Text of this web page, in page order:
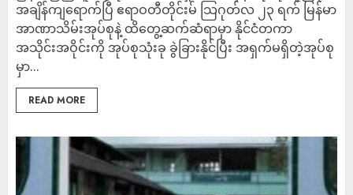
အချိန်ကျရောက်ပြီ ဧရာဝတီတိုင်းမ် သြဂုတ်လ ၂၃ ရက် မြန်မာ
အာဏာသိမ်းအုပ်စုနဲ့ ထိတွေ့ဆက်ဆံရာမှာ နိုင်ငံတကာ
အသိုင်းအဝိုင်းကို အုပ်စုသုံးခု ခွဲခြားနိုင်ပြီး အရှက်မရှိတဲ့အုပ်စု
မှာ...
READ MORE